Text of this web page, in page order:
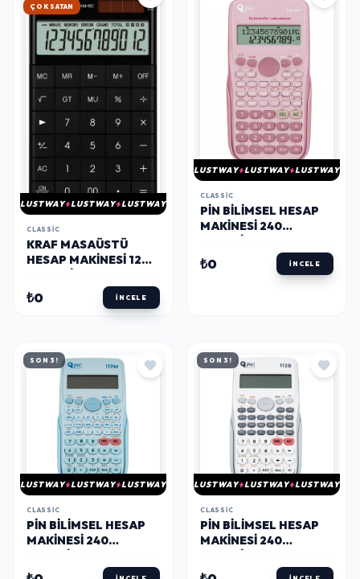
HIZLI KARGO
LUSTWAY LUSTWAY LUSTWAY
CLASSIC
KRAF MASAÜSTÜ
HESAP MAKINESI 12
₺0 İNCELE
LUSTWAY LUSTWAY LUSTWAY
CLASSIC
PIN BILIMSEL HESAP
MAKINESI 240
PEMBE
₺0 İNCELE
SON 3!
LUSTWAY LUSTWAY LUSTWAY
CLASSIC
PIN BILIMSEL HESAP
MAKINESI 240
MAVİ
SON 3!
LUSTWAY LUSTWAY LUSTWAY
CLASSIC
PIN BILIMSEL HESAP
MAKINESI 240